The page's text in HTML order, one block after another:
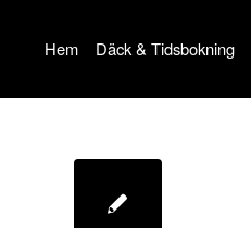
Hem Däck & Tidsbokning